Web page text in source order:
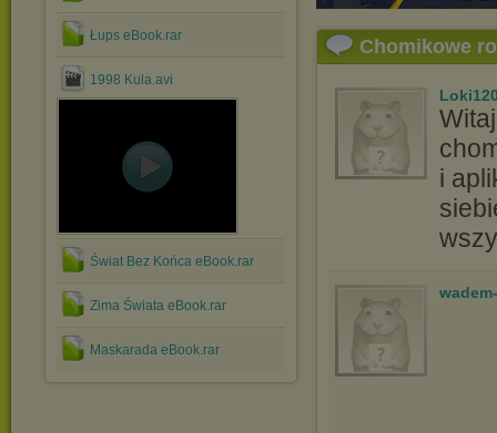
Łups eBook.rar
1998 Kula.avi
Świat Bez Końca eBook.rar
Zima Świata eBook.rar
Maskarada eBook.rar
Chomikowe
i